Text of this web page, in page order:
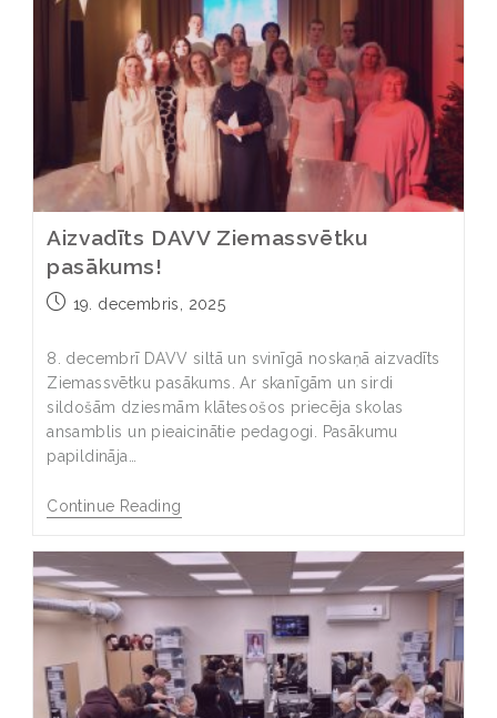
Aizvadīts DAVV Ziemassvētku
pasākums!
19. decembris, 2025
8. decembrī DAVV siltā un svinīgā noskaņā aizvadīts
Ziemassvētku pasākums. Ar skanīgām un sirdi
sildošām dziesmām klātesošos priecēja skolas
ansamblis un pieaicinātie pedagogi. Pasākumu
papildināja…
Continue Reading